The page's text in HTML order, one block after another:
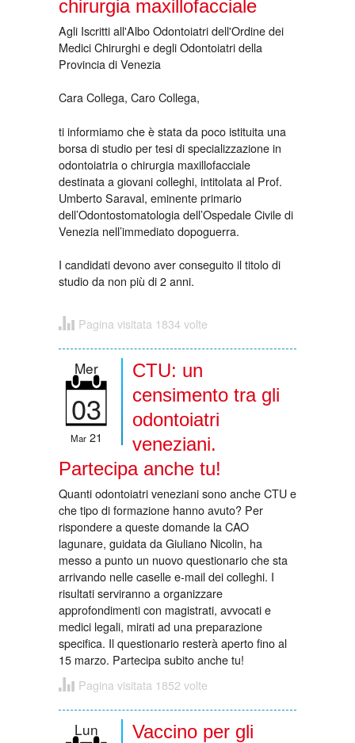
chirurgia maxillofacciale
Agli Iscritti all'Albo Odontoiatri dell'Ordine dei
Medici Chirurghi e degli Odontoiatri della
Provincia di Venezia
Cara Collega, Caro Collega,
ti informiamo che è stata da poco istituita una
borsa di studio per tesi di specializzazione in
odontoiatria o chirurgia maxillofacciale
destinata a giovani colleghi, intitolata al Prof.
Umberto Saraval, eminente primario
dell’Odontostomatologia dell’Ospedale Civile di
Venezia nell’immediato dopoguerra.
I candidati devono aver conseguito il titolo di
studio da non più di 2 anni.
Pagina visitata 1834 volte
Mer
03
Mar 21
CTU: un
censimento tra gli
odontoiatri
veneziani.
Partecipa anche tu!
Quanti odontoiatri veneziani sono anche CTU e
che tipo di formazione hanno avuto? Per
rispondere a queste domande la CAO
lagunare, guidata da Giuliano Nicolin, ha
messo a punto un nuovo questionario che sta
arrivando nelle caselle e-mail dei colleghi. I
risultati serviranno a organizzare
approfondimenti con magistrati, avvocati e
medici legali, mirati ad una preparazione
specifica. Il questionario resterà aperto fino al
15 marzo. Partecipa subito anche tu!
Pagina visitata 1852 volte
Lun
Vaccino per gli